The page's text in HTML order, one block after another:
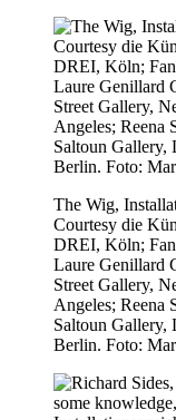
The Wig,
Courtesy die
DREI, Köln;
Laure Genillard
Street Gallery,
Angeles; Reena
Saltoun Gallery,
Berlin. Foto: